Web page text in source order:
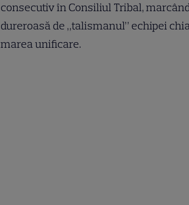
consecutiv în Consiliul Tribal,
dureroasă de „talismanul” echipei
marea unificare.